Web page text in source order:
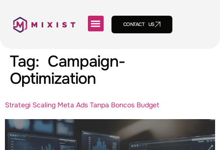
CONTACT US
Tag: Campaign-
Optimization
Strategi Scaling Meta Ads Tanpa Boncos Budget